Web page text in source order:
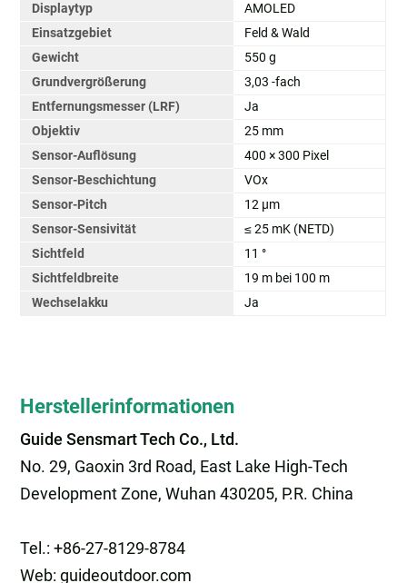
Displaytyp
AMOLED
Einsatzgebiet
Feld & Wald
Gewicht
550 g
Grundvergrößerung
3,03 -fach
Entfernungsmesser (LRF)
Ja
Objektiv
25 mm
Sensor-Auflösung
400 × 300 Pixel
Sensor-Beschichtung
VOx
Sensor-Pitch
12 µm
Sensor-Sensivität
≤ 25 mK (NETD)
Sichtfeld
11 °
Sichtfeldbreite
19 m bei 100 m
Wechselakku
Ja
Herstellerinformationen
Guide Sensmart Tech Co., Ltd.
No. 29, Gaoxin 3rd Road, East Lake High-Tech
Development Zone, Wuhan 430205, P.R. China
Tel.: +86-27-8129-8784
Web: guideoutdoor.com